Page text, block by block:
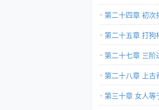
第二十四章 初次
第二十五章 打狗
(下)第二十七章 三阶
第二十八章 上古
第三十章 女人等